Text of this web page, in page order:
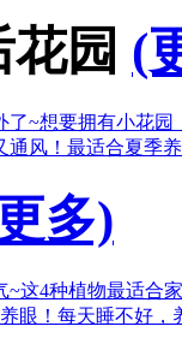
园 (
了~想要拥有小花园
风！ 最适合夏季
多)
~这4种植物最适合
眼！ 每天睡不好，